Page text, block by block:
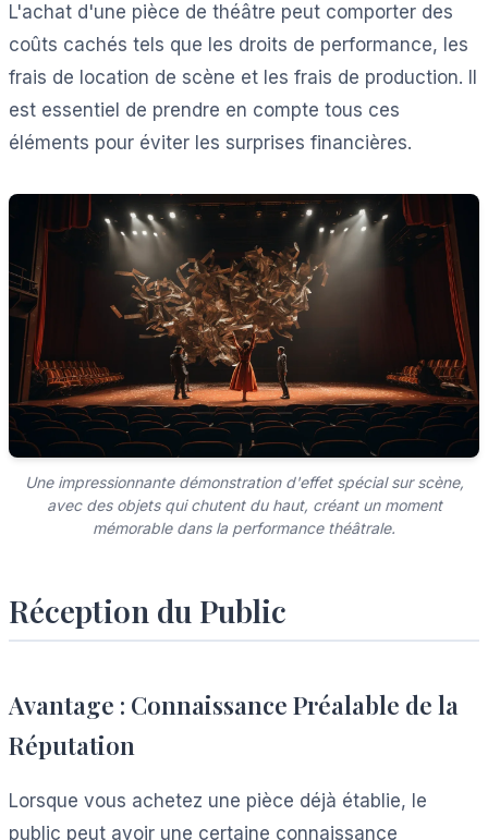
L'achat d'une pièce de théâtre peut comporter des
coûts cachés tels que les droits de performance, les
frais de location de scène et les frais de production. Il
est essentiel de prendre en compte tous ces
éléments pour éviter les surprises financières.
Une impressionnante démonstration d'effet spécial sur scène,
avec des objets qui chutent du haut, créant un moment
mémorable dans la performance théâtrale.
Réception du Public
Avantage : Connaissance Préalable de la
Réputation
Lorsque vous achetez une pièce déjà établie, le
public peut avoir une certaine connaissance